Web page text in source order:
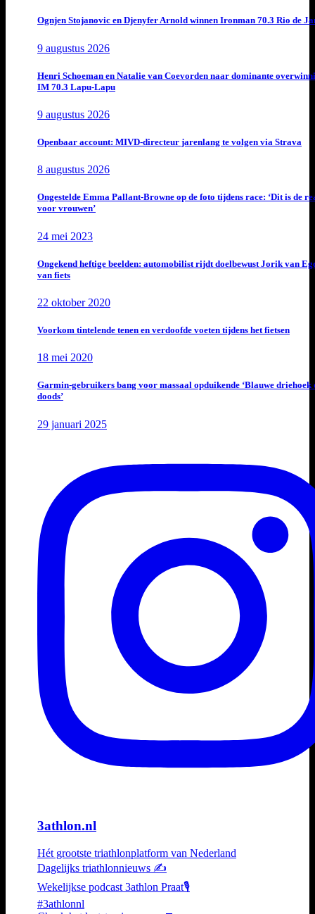
Ognjen Stojanovic en Djenyfer Arnold winnen Ironman 70.3 Rio de
9 augustus 2026
Henri Schoeman en Natalie van Coevorden naar dominante
IM 70.3 Lapu-Lapu
9 augustus 2026
Openbaar account: MIVD-directeur jarenlang te volgen via Strava
8 augustus 2026
Ongestelde Emma Pallant-Browne op de foto tijdens race: ‘Dit is de
voor vrouwen’
24 mei 2023
Ongekend heftige beelden: automobilist rijdt doelbewust Jorik van
van fiets
22 oktober 2020
Voorkom tintelende tenen en verdoofde voeten tijdens het fietsen
18 mei 2020
Garmin-gebruikers bang voor massaal opduikende ‘Blauwe driehoek
doods’
29 januari 2025
3athlon.nl
Hét grootste triathlonplatform van Nederland
Dagelijks triathlonnieuws ✍️
Wekelijkse podcast 3athlon Praat🎙️
#3athlonnl